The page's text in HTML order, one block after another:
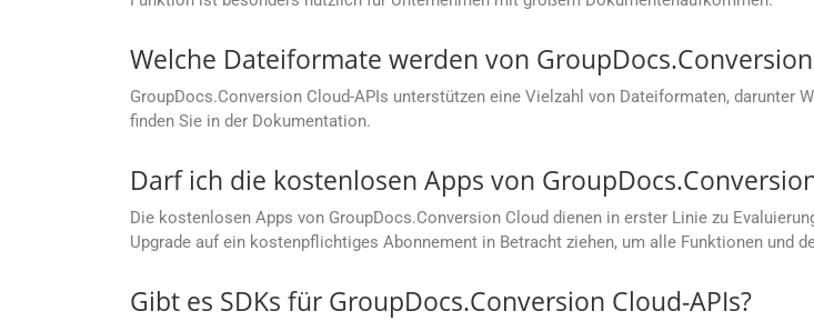
Welche Dateiformate werden von
GroupDocs.Conversion Cloud-APIs unterstützen eine Vielzahl von Dateiformaten, darunter
finden Sie in der Dokumentation.
Darf ich die kostenlosen Apps von
Die kostenlosen Apps von GroupDocs.Conversion Cloud dienen in erster Linie zu
Upgrade auf ein kostenpflichtiges Abonnement in Betracht ziehen, um alle Funktionen und
Gibt es SDKs für GroupDocs.Conversion Cloud-APIs?